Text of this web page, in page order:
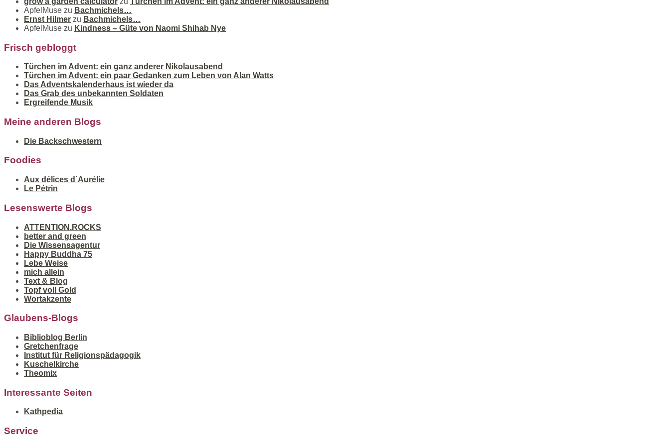
ApfelMuse zu Bachmichels…
Ernst Hilmer zu Bachmichels…
ApfelMuse zu Kindness – Güte von Naomi Shihab Nye
Frisch gebloggt
Türchen im Advent: ein ganz anderer Nikolausabend
Türchen im Advent: ein paar Gedanken zum Leben von Alan Watts
Das Adventskalenderhaus ist wieder da
Das Grab des unbekannten Soldaten
Ergreifende Musik
Meine anderen Blogs
Die Backschwestern
Foodies
Aux délices d´Aurélie
Le Pétrin
Lesenswerte Blogs
ATTENTION.ROCKS
better and green
Die Wissensagentur
Happy Buddha 75
Lebe Weise
mich allein
Text & Blog
Topf voll Gold
Wortakzente
Glaubens-Blogs
Biblioblog Berlin
Gretchenfrage
Institut für Religionspädagogik
Kuschelkirche
Theomix
Interessante Seiten
Kathpedia
Service